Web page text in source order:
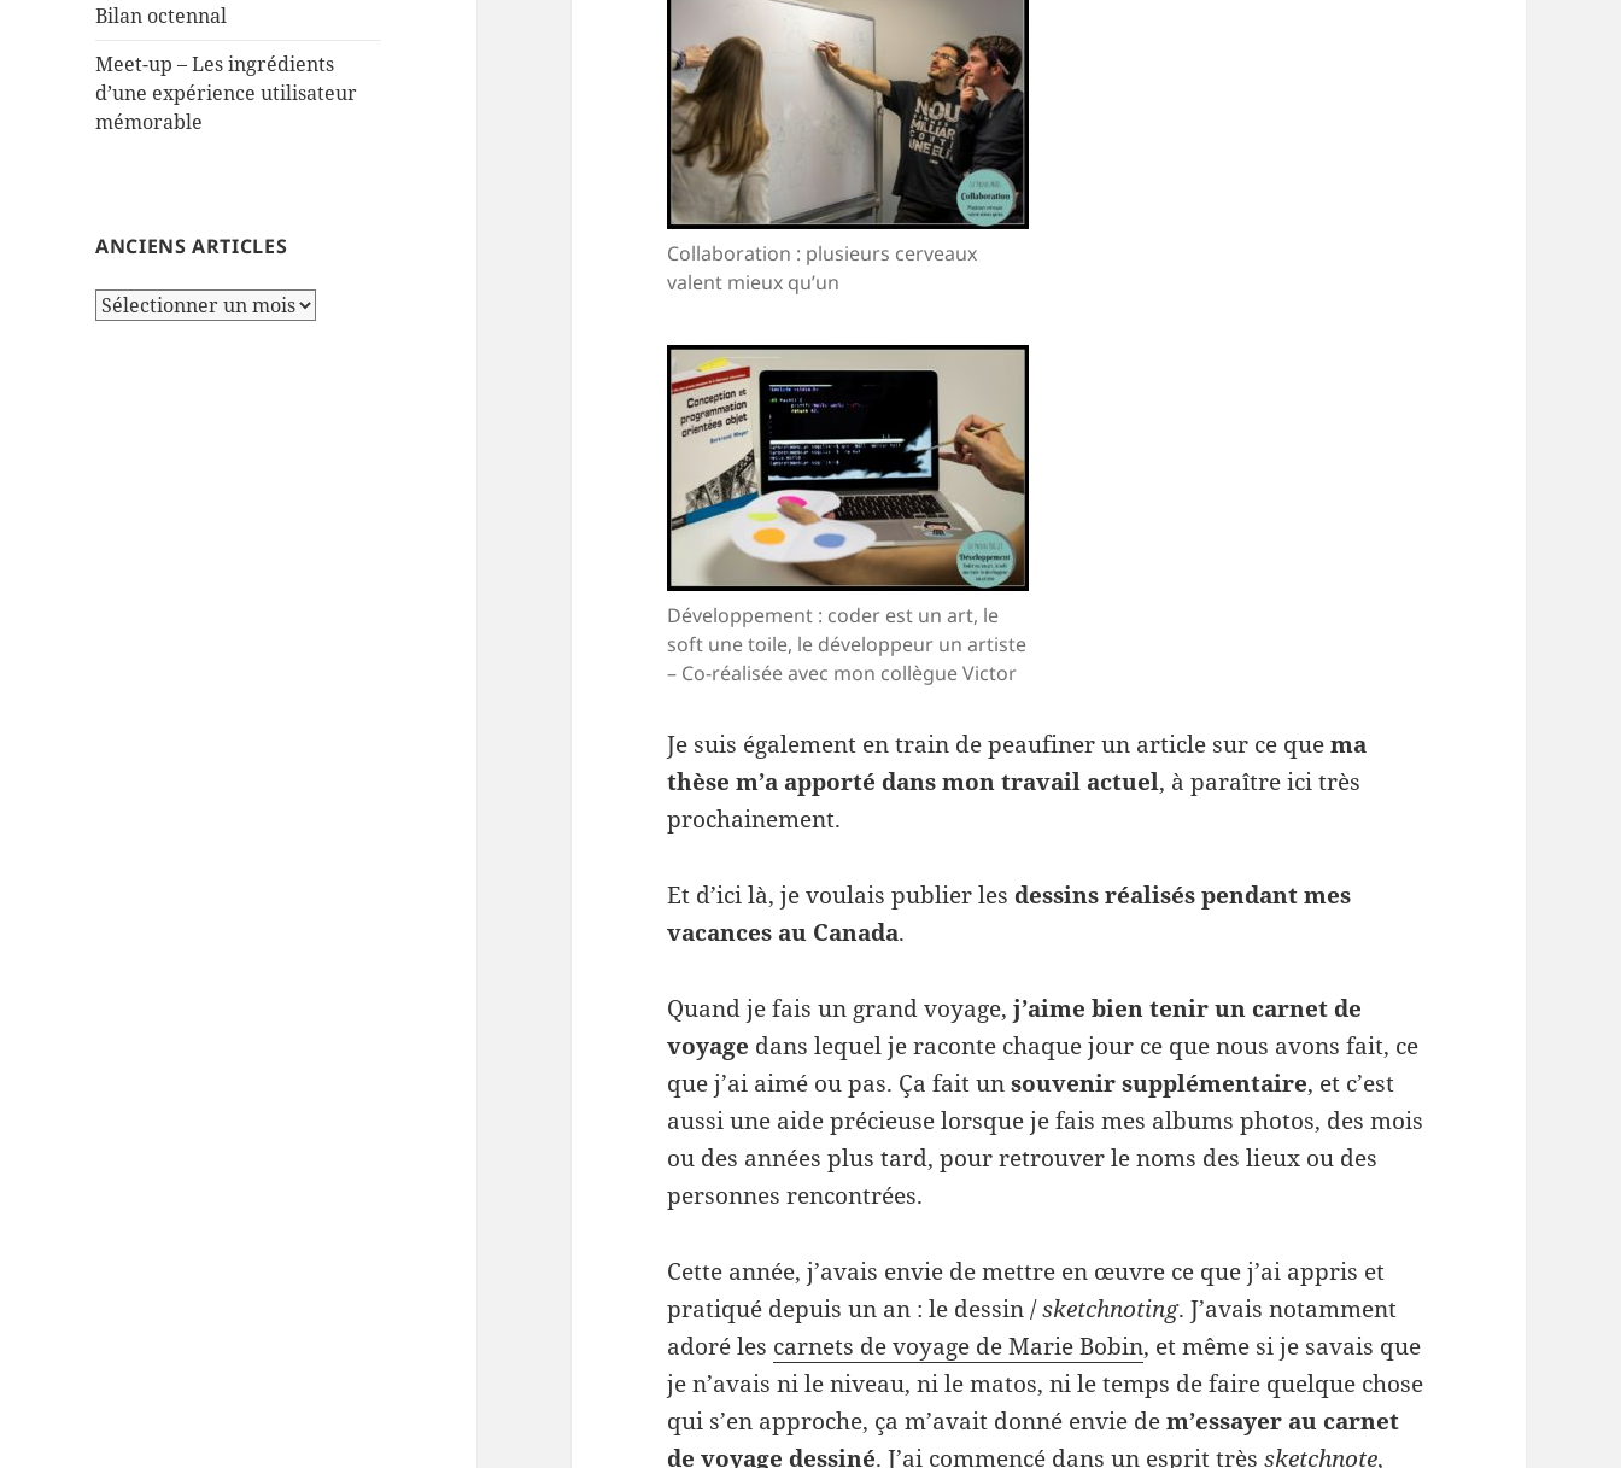
Bilan octennal
Meet-up – Les ingrédients
d’une expérience utilisateur
mémorable
ANCIENS ARTICLES
Anciens
Collaboration : plusieurs cerveaux
valent mieux qu’un
Développement : coder est un art, le
soft une toile, le développeur un artiste
– Co-réalisée avec mon collègue Victor
Je suis également en train de peaufiner un article sur ce quema
thèse m’a apporté dans mon travail actuel, à paraître ici très
prochainement.
Et d’ici là, je voulais publier les dessins réalisés pendant mes
vacances au Canada.
Quand je fais un grand voyage,j’aime bien tenir un carnet de
voyage dans lequel je raconte chaque jour ce que nous avons fait, ce
que j’ai aimé ou pas. Ça fait unsouvenir supplémentaire, et c’est
aussi une aide précieuse lorsque je fais mes albums photos, des mois
ou des années plus tard, pour retrouver le noms des lieux ou des
personnes rencontrées.
Cette année, j’avais envie de mettre en œuvre ce que j’ai appris et
pratiqué depuis un an : le dessin /sketchnoting. J’avais notamment
adoré les carnets de voyage de Marie Bobin, et même si je savais que
je n’avais ni le niveau, ni le matos, ni le temps de faire quelque chose
qui s’en approche, ça m’avait donné envie dem’essayer au carnet
de voyage dessiné. J’ai commencé dans un esprit trèssketchnote,